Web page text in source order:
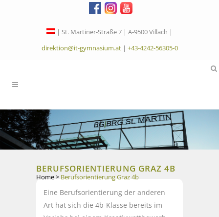
| St. Martiner-Straße 7 | A-9500 Villach |
direktion@it-gymnasium.at| +43-4242-56305-0
BERUFSORIENTIERUNG GRAZ 4B
Home> Berufsorientierung Graz 4b
Eine Berufsorientierung der anderen
Art hat sich die 4b-Klasse bereits im